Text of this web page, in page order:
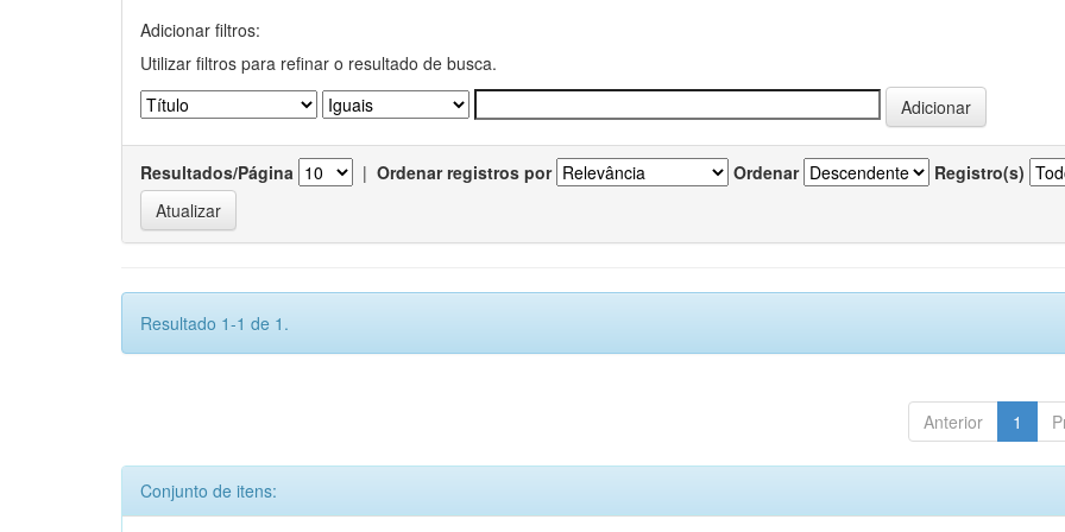
Adicionar filtros:
Utilizar filtros para refinar o resultado de busca.
Resultados/Página | Ordenar registros por Ordenar Registro(s)
Resultado 1-1 de 1.
Anterior 1
Conjunto de itens: